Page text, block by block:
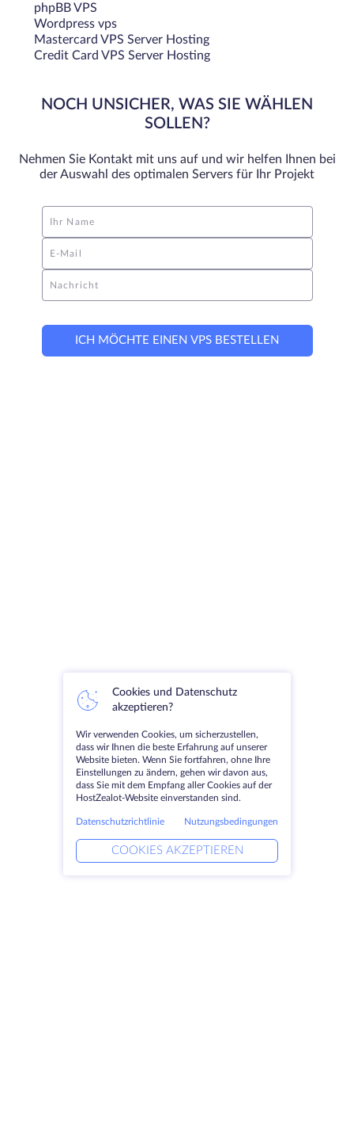
phpBB VPS
Wordpress vps
Mastercard VPS Server Hosting
Credit Card VPS Server Hosting
NOCH UNSICHER, WAS SIE WÄHLEN
SOLLEN?
Nehmen Sie Kontakt mit uns auf und wir helfen Ihnen bei
der Auswahl des optimalen Servers für Ihr Projekt
Ihr Name
E-Mail
Nachricht
ICH MÖCHTE EINEN VPS BESTELLEN
Cookies und Datenschutz
akzeptieren?
Wir verwenden Cookies, um sicherzustellen,
dass wir Ihnen die beste Erfahrung auf unserer
Website bieten. Wenn Sie fortfahren, ohne Ihre
Einstellungen zu ändern, gehen wir davon aus,
dass Sie mit dem Empfang aller Cookies auf der
HostZealot-Website einverstanden sind.
Datenschutzrichtlinie Nutzungsbedingungen
COOKIES AKZEPTIEREN